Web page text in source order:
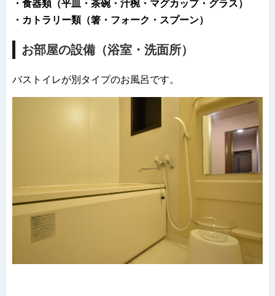
・食器類（平皿・茶碗・汁椀・マグカップ・グラス）
・カトラリー類（箸・フォーク・スプーン）
お部屋の設備（浴室・洗面所）
バストイレが別タイプのお風呂です。